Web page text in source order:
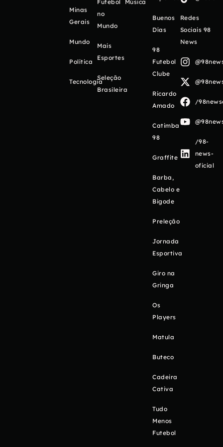
Minas
Gerais
Mundo
Política
Tecnologia
Futebol
no
Mundo
Mais
Esportes
Seleção
Brasileira
Música
Buenos
Días
98
Futebol
Clube
Ricardo
Amado
Catimba
98
Graffite
Barba,
Cabelo e
Bigode
Preleção
Jornada
Esportiva
Giro na
Gringa
Os
Players
Matula
Buteco
Cadeira
Cativa
Tudo
Menos
Futebol
Redes
Sociais 98
News
/
/98-
news-
oficial